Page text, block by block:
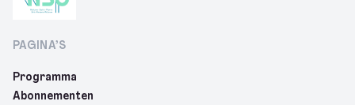
PAGINA’S
Programma
Abonnementen